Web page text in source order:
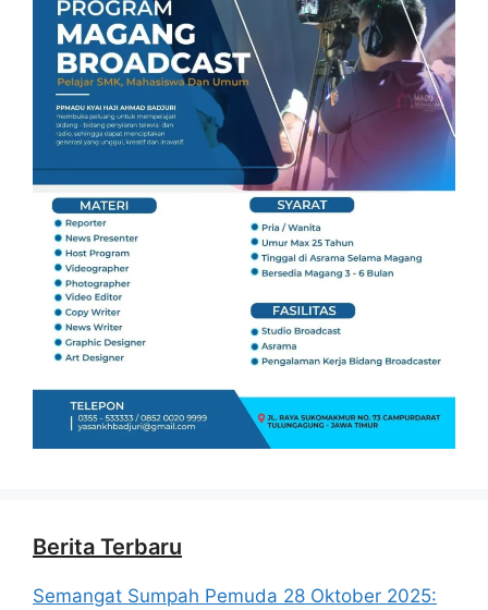
Berita Terbaru
Semangat Sumpah Pemuda 28 Oktober 2025: